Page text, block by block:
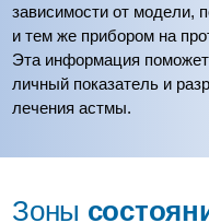
зависимости от модели,
и тем же прибором на
Эта информация
личный показатель и
лечения астмы.
Зоны